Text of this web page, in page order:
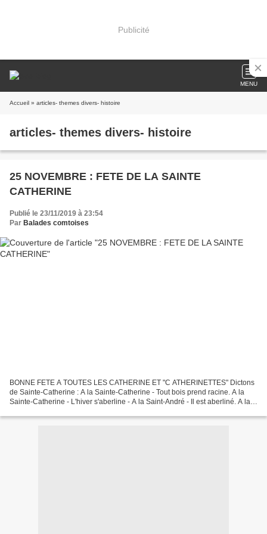
Publicité
MENU
Accueil » articles- themes divers- histoire
articles- themes divers- histoire
25 NOVEMBRE : FETE DE LA SAINTE
CATHERINE
Publié le 23/11/2019 à 23:54
Par Balades comtoises
BONNE FETE A TOUTES LES CATHERINE ET "C ATHERINETTES" Dictons
de Sainte-Catherine : A la Sainte-Catherine - Tout bois prend racine. A la
Sainte-Catherine - L'hiver s'aberline - A la Saint-André - Il est aberliné. A la